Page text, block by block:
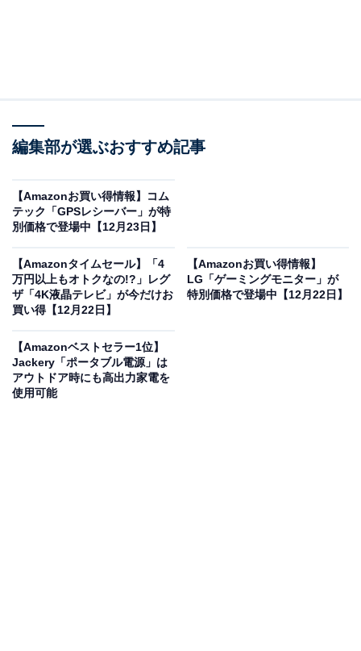
です。
この商品のおすすめポイントは？
1200Wのモーターによる強力な水圧
圧ホースが標準付属しているため、広い範囲もラクに作
業できます。自吸機能を搭載しており、水道が使えない
場所でもバケツなどから給水可能
にも役立ちます。
コンパクトで収納も簡単。
編集部が選ぶおすすめ記事
【Amazonお買い得情報】コム
テック「GPSレシーバー」が特
別価格で登場中【12月23日】
【Amazonタイムセール】「4
万円以上もオトクなの!?」レグ
ザ「4K液晶テレビ」が今だけお
買い得【12月22日】
【Amazonお買い得情報】
LG「ゲーミングモニター」が
特別価格で登場中【12月22日】
【Amazonベストセラー1位】
Jackery「ポータブル電源」は
アウトドア時にも高出力家電を
使用可能